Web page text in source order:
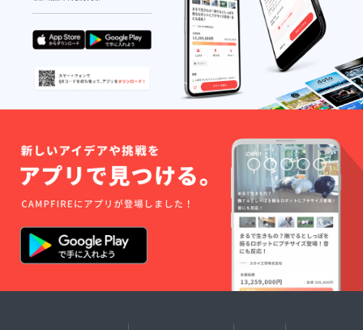
びいただくかを
確認させて頂き
ます。